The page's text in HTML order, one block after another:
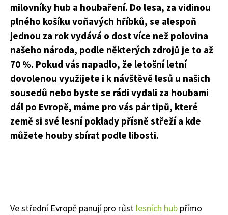
milovníky hub a houbaření. Do lesa, za vidinou
plného košíku voňavých hříbků, se alespoň
jednou za rok vydává o dost více než polovina
našeho národa, podle některých zdrojů je to až
70 %. Pokud vás napadlo, že letošní letní
dovolenou využijete i k návštěvě lesů u našich
sousedů nebo byste se rádi vydali za houbami
dál po Evropě, máme pro vás pár tipů, které
země si své lesní poklady přísně střeží a kde
můžete houby sbírat podle libosti.
Ve střední Evropě panují pro růst lesních hub přímo